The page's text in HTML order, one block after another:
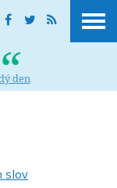
den
slov